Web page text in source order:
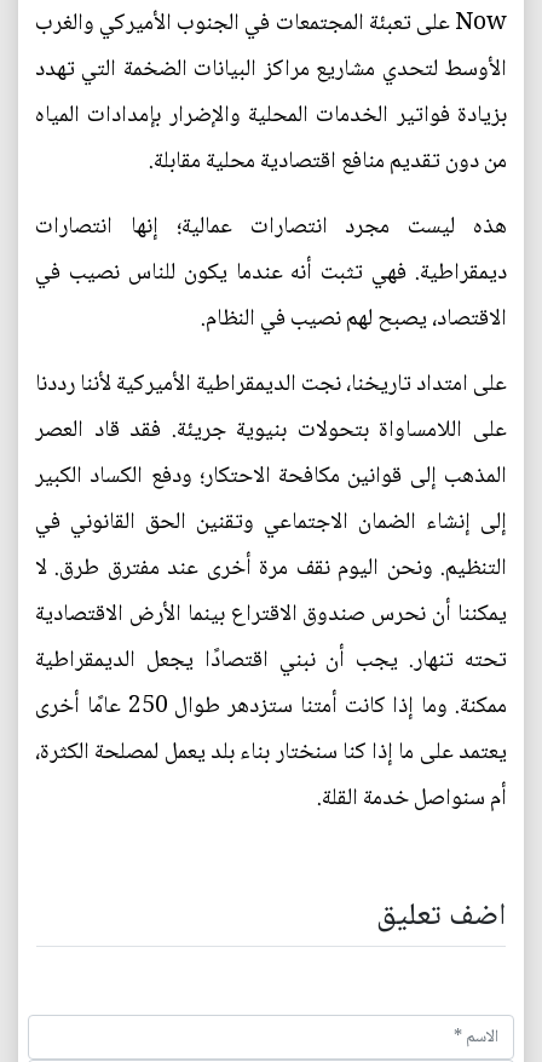
Now على تعبئة المجتمعات في الجنوب الأميركي والغرب
الأوسط لتحدي مشاريع مراكز البيانات الضخمة التي تهدد
بزيادة فواتير الخدمات المحلية والإضرار بإمدادات المياه
من دون تقديم منافع اقتصادية محلية مقابلة.
هذه ليست مجرد انتصارات عمالية؛ إنها انتصارات
ديمقراطية. فهي تثبت أنه عندما يكون للناس نصيب في
الاقتصاد، يصبح لهم نصيب في النظام.
على امتداد تاريخنا، نجت الديمقراطية الأميركية لأننا رددنا
على اللامساواة بتحولات بنيوية جريئة. فقد قاد العصر
المذهب إلى قوانين مكافحة الاحتكار؛ ودفع الكساد الكبير
إلى إنشاء الضمان الاجتماعي وتقنين الحق القانوني في
التنظيم. ونحن اليوم نقف مرة أخرى عند مفترق طرق. لا
يمكننا أن نحرس صندوق الاقتراع بينما الأرض الاقتصادية
تحته تنهار. يجب أن نبني اقتصادًا يجعل الديمقراطية
ممكنة. وما إذا كانت أمتنا ستزدهر طوال 250 عامًا أخرى
يعتمد على ما إذا كنا سنختار بناء بلد يعمل لمصلحة الكثرة،
أم سنواصل خدمة القلة.
اضف تعليق